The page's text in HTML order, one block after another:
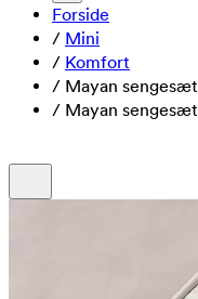
Forside
/ Mini
/ Komfort
/ Mayan sengesæt
/ Mayan sengesæt